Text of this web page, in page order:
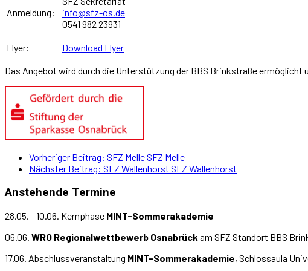
Anmeldung:
info@sfz-os.de
0541 982 23931
Flyer:
Download Flyer
Das Angebot wird durch die Unterstützung der BBS Brinkstraße ermöglicht
Vorheriger Beitrag: SFZ MelleSFZ Melle
Nächster Beitrag: SFZ Wallenhorst SFZ Wallenhorst
Anstehende Termine
28.05. - 10.06. Kernphase MINT-Sommerakademie
06.06. WRO Regionalwettbewerb Osnabrück am SFZ Standort BBS
17.06. Abschlussveranstaltung MINT-Sommerakademie, Schlossaula